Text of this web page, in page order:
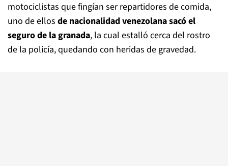
motociclistas que fingían ser repartidores de comida,
uno de ellos de nacionalidad venezolana sacó el
seguro de la granada, la cual estalló cerca del rostro
de la policía, quedando con heridas de gravedad.